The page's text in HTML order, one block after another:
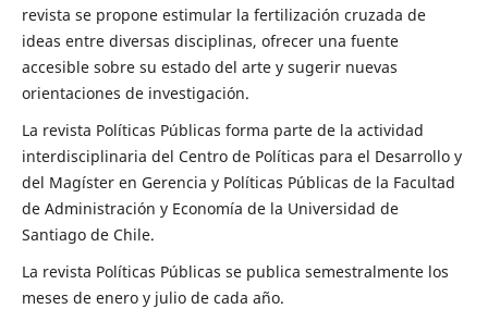
revista se propone estimular la fertilización cruzada de
ideas entre diversas disciplinas, ofrecer una fuente
accesible sobre su estado del arte y sugerir nuevas
orientaciones de investigación.
La revista Políticas Públicas forma parte de la actividad
interdisciplinaria del Centro de Políticas para el Desarrollo y
del Magíster en Gerencia y Políticas Públicas de la Facultad
de Administración y Economía de la Universidad de
Santiago de Chile.
La revista Políticas Públicas se publica semestralmente los
meses de enero y julio de cada año.